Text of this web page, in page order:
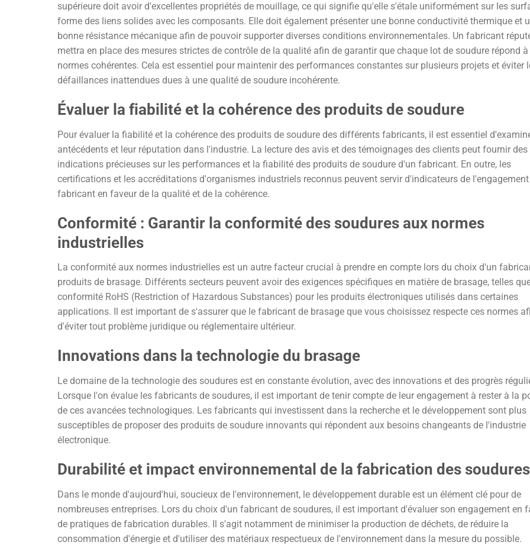
supérieure doit avoir d'excellentes propriétés de mouillage, ce qui signifie qu'elle s'étale uniformément sur les
forme des liens solides avec les composants. Elle doit également présenter une bonne conductivité thermique et
bonne résistance mécanique afin de pouvoir supporter diverses conditions environnementales. Un fabricant
mettra en place des mesures strictes de contrôle de la qualité afin de garantir que chaque lot de soudure répond à
normes cohérentes. Cela est essentiel pour maintenir des performances constantes sur plusieurs projets et éviter
défaillances inattendues dues à une qualité de soudure incohérente.
Évaluer la fiabilité et la cohérence des produits de soudure
Pour évaluer la fiabilité et la cohérence des produits de soudure des différents fabricants, il est essentiel
antécédents et leur réputation dans l'industrie. La lecture des avis et des témoignages des clients peut fournir des
indications précieuses sur les performances et la fiabilité des produits de soudure d'un fabricant. En outre, les
certifications et les accréditations d'organismes industriels reconnus peuvent servir d'indicateurs de
fabricant en faveur de la qualité et de la cohérence.
Conformité : Garantir la conformité des soudures aux normes
industrielles
La conformité aux normes industrielles est un autre facteur crucial à prendre en compte lors du choix d'un
produits de brasage. Différents secteurs peuvent avoir des exigences spécifiques en matière de brasage, telles
conformité RoHS (Restriction of Hazardous Substances) pour les produits électroniques utilisés dans certaines
applications. Il est important de s'assurer que le fabricant de brasage que vous choisissez respecte ces normes
d'éviter tout problème juridique ou réglementaire ultérieur.
Innovations dans la technologie du brasage
Le domaine de la technologie des soudures est en constante évolution, avec des innovations et des progrès
Lorsque l'on évalue les fabricants de soudures, il est important de tenir compte de leur engagement à rester à la
de ces avancées technologiques. Les fabricants qui investissent dans la recherche et le développement sont plus
susceptibles de proposer des produits de soudure innovants qui répondent aux besoins changeants de l'industrie
électronique.
Durabilité et impact environnemental de la fabrication des soudures
Dans le monde d'aujourd'hui, soucieux de l'environnement, le développement durable est un élément clé pour de
nombreuses entreprises. Lors du choix d'un fabricant de soudures, il est important d'évaluer son engagement en
de pratiques de fabrication durables. Il s'agit notamment de minimiser la production de déchets, de réduire la
consommation d'énergie et d'utiliser des matériaux respectueux de l'environnement dans la mesure du possible.